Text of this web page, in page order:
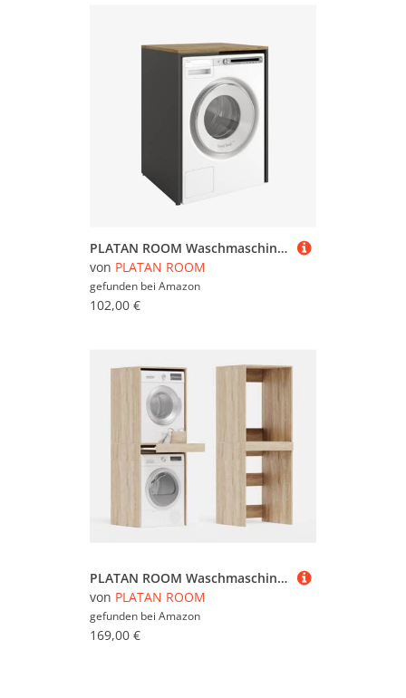
PLATAN ROOM Waschmaschinenschrank 90 x 65 x 50/56 cm geeignet für Waschmaschine & Wäschetrockner, Waschmaschinenschrank Überbauschrank, Badezimmermöbel (Anthrazit/Eiche Artisan, 50 cm tief)
von PLATAN ROOM
gefunden bei Amazon
102,00 €
PLATAN ROOM Waschmaschine Trockner Schrank mit Ausziehbrett • Waschmaschinenschrank für Waschmaschine & Wäschetrockner • Überbauschrank 187 x 65 x 66 cm (Eiche Sonoma)
von PLATAN ROOM
gefunden bei Amazon
169,00 €